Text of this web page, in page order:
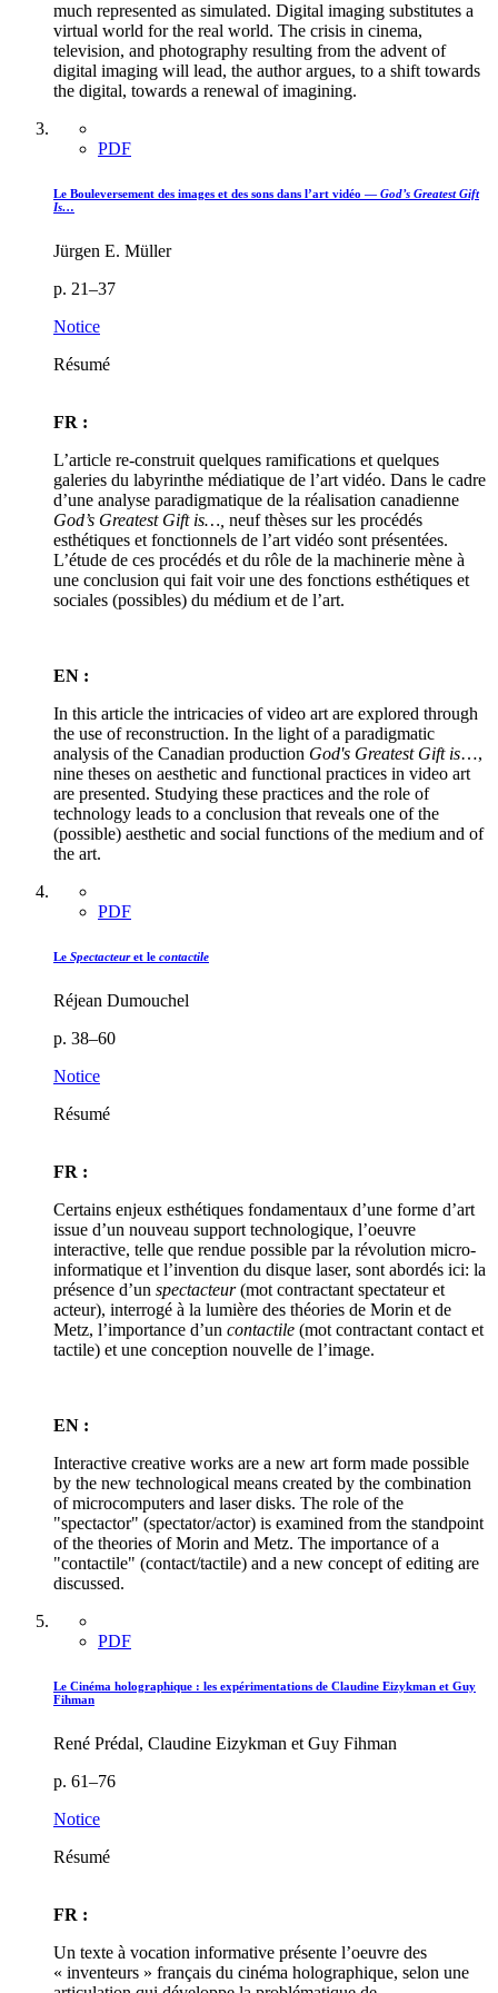
much represented as simulated. Digital imaging substitutes a
virtual world for the real world. The crisis in cinema,
television, and photography resulting from the advent of
digital imaging will lead, the author argues, to a shift towards
the digital, towards a renewal of imagining.
PDF
Le Bouleversement des images et des sons dans l’art vidéo — God’s Greatest Gift
Is…
Jürgen E. Müller
p. 21–37
Notice
Résumé
FR :
L’article re-construit quelques ramifications et quelques
galeries du labyrinthe médiatique de l’art vidéo. Dans le cadre
d’une analyse paradigmatique de la réalisation canadienne
God’s Greatest Gift is…, neuf thèses sur les procédés
esthétiques et fonctionnels de l’art vidéo sont présentées.
L’étude de ces procédés et du rôle de la machinerie mène à
une conclusion qui fait voir une des fonctions esthétiques et
sociales (possibles) du médium et de l’art.
EN :
In this article the intricacies of video art are explored through
the use of reconstruction. In the light of a paradigmatic
analysis of the Canadian production God's Greatest Gift is…,
nine theses on aesthetic and functional practices in video art
are presented. Studying these practices and the role of
technology leads to a conclusion that reveals one of the
(possible) aesthetic and social functions of the medium and of
the art.
PDF
Le Spectacteuret le contactile
Réjean Dumouchel
p. 38–60
Notice
Résumé
FR :
Certains enjeux esthétiques fondamentaux d’une forme d’art
issue d’un nouveau support technologique, l’oeuvre
interactive, telle que rendue possible par la révolution micro-
informatique et l’invention du disque laser, sont abordés ici: la
présence d’un spectacteur(mot contractant spectateur et
acteur), interrogé à la lumière des théories de Morin et de
Metz, l’importance d’un contactile (mot contractant contact et
tactile) et une conception nouvelle de l’image.
EN :
Interactive creative works are a new art form made possible
by the new technological means created by the combination
of microcomputers and laser disks. The role of the
"spectactor" (spectator/actor) is examined from the standpoint
of the theories of Morin and Metz. The importance of a
"contactile" (contact/tactile) and a new concept of editing are
discussed.
PDF
Le Cinéma holographique : les expérimentations de Claudine Eizykman et Guy
Fihman
René Prédal, Claudine Eizykman et Guy Fihman
p. 61–76
Notice
Résumé
FR :
Un texte à vocation informative présente l’oeuvre des
« inventeurs » français du cinéma holographique, selon une